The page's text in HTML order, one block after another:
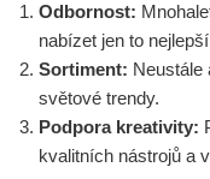
Odbornost:
nabízet jen to
Sortiment: Neustále
světové trendy.
Podpora kreativity:
kvalitních nástrojů a